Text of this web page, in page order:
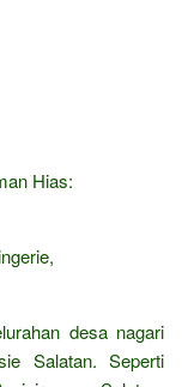
Hias:
desa nagari
Salatan. Seperti